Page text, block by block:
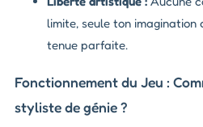
limite, seule ton
tenue parfaite.
Fonctionnement du Jeu :
styliste de génie ?